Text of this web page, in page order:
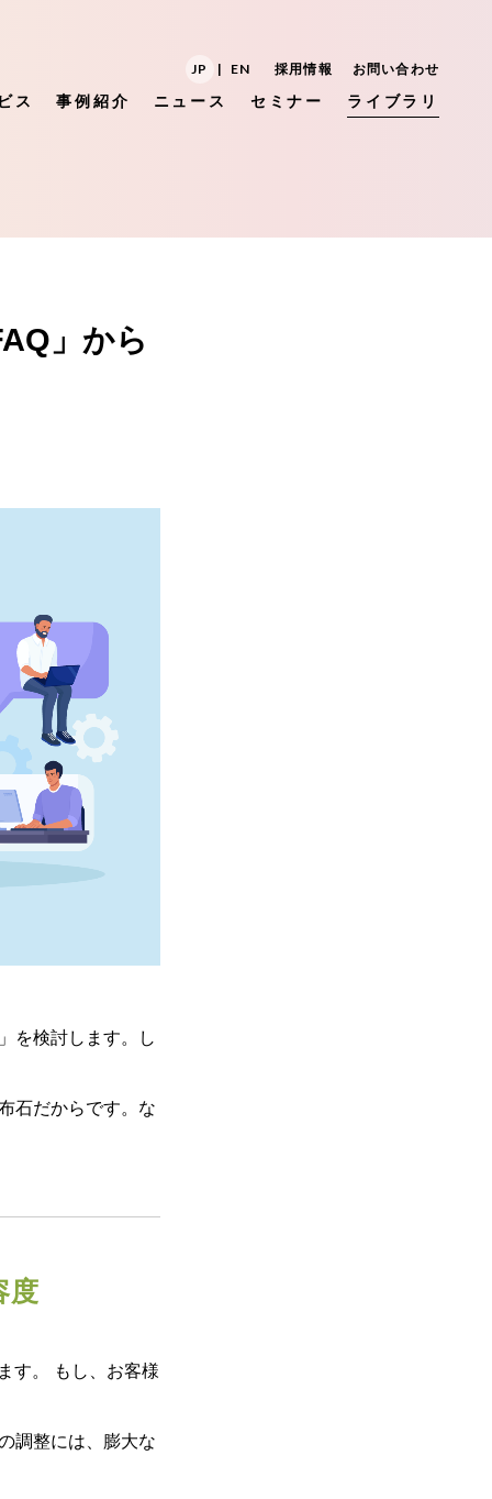
JP | EN 採用情報 お問い合わせ
ス 事例紹介 ニュース セミナー ライブラリ
」から
を検討します。し
石だからです。な
度
す。 もし、お客様
調整には、膨大な